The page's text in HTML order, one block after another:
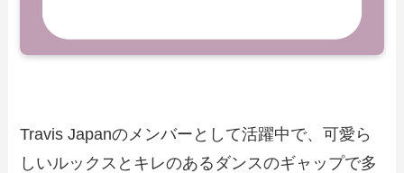
Travis Japanのメンバーとして活躍中で、可愛ら
しいルックスとキレのあるダンスのギャップで多